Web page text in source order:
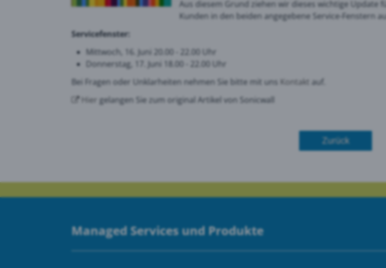
Aus diesem Grund ziehen wir dieses wichtige Update
Kunden in den beiden angegebene Service-Fenstern
Servicefenster:
Mittwoch, 16. Juni 20.00 - 22.00 Uhr
Donnerstag, 17. Juni 18.00 - 22.00 Uhr
Bei Fragen oder Unklarheiten nehmen Sie bitte mit uns Kontakt auf.
Hier gelangen Sie zum original Artikel von Sonicwall
Zurück
Managed Services und Produkte
PRTG Monitoring